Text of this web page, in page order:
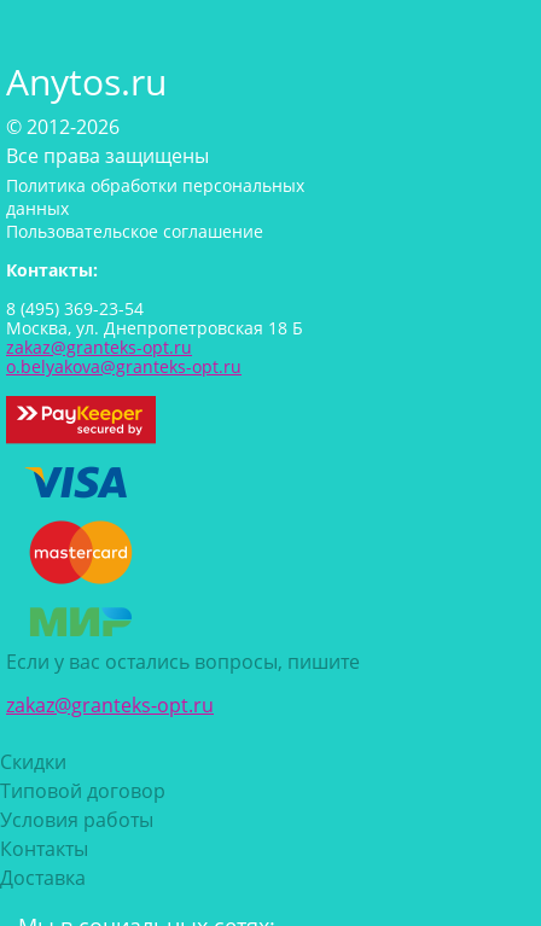
Anytos.ru
© 2012-2026
Все права защищены
Политика обработки персональных
данных
Пользовательское соглашение
Контакты:
8 (495) 369-23-54
Москва, ул. Днепропетровская 18 Б
zakaz@granteks-opt.ru
o.belyakova@granteks-opt.ru
Если у вас остались вопросы, пишите
zakaz@granteks-opt.ru
Скидки
Типовой договор
Условия работы
Контакты
Доставка